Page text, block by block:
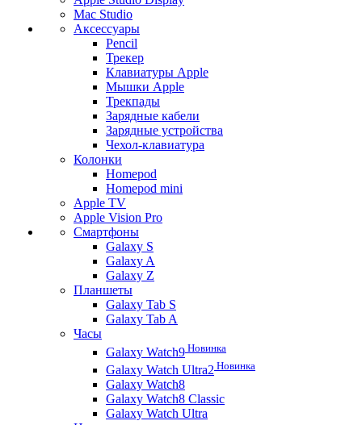
Mac Studio
Аксессуары
Pencil
Трекер
Клавиатуры Apple
Мышки Apple
Трекпады
Зарядные кабели
Зарядные устройства
Чехол-клавиатура
Колонки
Homepod
Homepod mini
Apple TV
Apple Vision Pro
Смартфоны
Galaxy S
Galaxy A
Galaxy Z
Планшеты
Galaxy Tab S
Galaxy Tab A
Часы
Galaxy Watch9 Новинка
Galaxy Watch Ultra2 Новинка
Galaxy Watch8
Galaxy Watch8 Classic
Galaxy Watch Ultra